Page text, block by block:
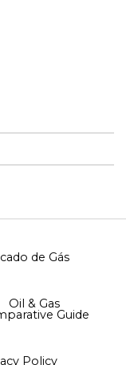
de Gás
Oil & Gas
Guide
Policy